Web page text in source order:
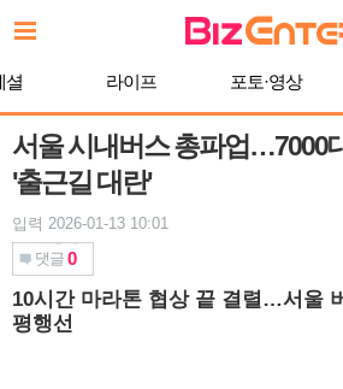
문
로셜 라이프 포토·영상
서울 시내버스 총파업…7000
'출근길 대란'
입력 2026-01-13 10:01
댓글 0
10시간 마라톤 협상 끝 결렬…서울
평행선